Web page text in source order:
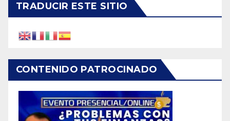
TRADUCIR ESTE SITIO
CONTENIDO PATROCINADO